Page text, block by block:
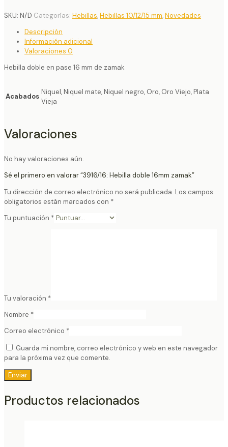
SKU: N/D Categorías: Hebillas,Hebillas 10/12/15 mm,Novedades
Descripción
Información adicional
Valoraciones 0
Hebilla doble en pase 16 mm de zamak
Acabados
Niquel, Niquel mate, Niquel negro, Oro, Oro Viejo, Plata
Vieja
Valoraciones
No hay valoraciones aún.
Sé el primero en valorar “3916/16: Hebilla doble 16mm zamak”
Tu dirección de correo electrónico no será publicada. Los campos
obligatorios están marcados con *
Tu puntuación *
Tu valoración *
Nombre *
Correo electrónico *
Guarda mi nombre, correo electrónico y web en este navegador
para la próxima vez que comente.
Productos relacionados